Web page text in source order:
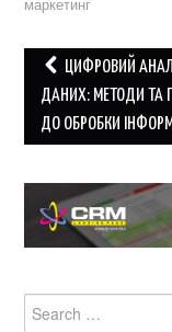
маркетинг
Post
navigation
ЦИФРОВИЙ
ДАНИХ: МЕТОДИ ТА
ДО ОБРОБКИ
Search
for: